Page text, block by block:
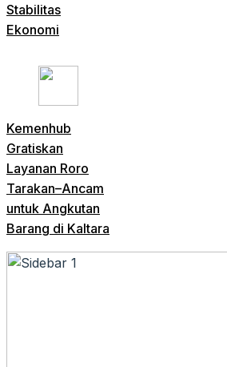
Stabilitas
Ekonomi
Kemenhub
Gratiskan
Layanan Roro
Tarakan–Ancam
untuk Angkutan
Barang di Kaltara